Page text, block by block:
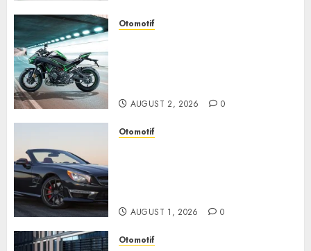
Otomotif
AUGUST 2, 2026 0
Otomotif
AUGUST 1, 2026 0
Otomotif